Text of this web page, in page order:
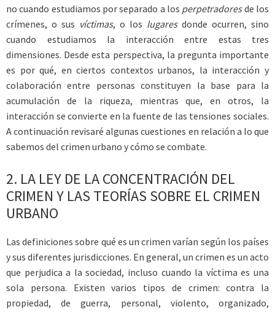
no cuando estudiamos por separado a los perpetradoresde los
crímenes, o sus víctimas, o los lugaresdonde ocurren, sino
cuando estudiamos la interacción entre estas tres
dimensiones. Desde esta perspectiva, la pregunta importante
es por qué, en ciertos contextos urbanos, la interacción y
colaboración entre personas constituyen la base para la
acumulación de la riqueza, mientras que, en otros, la
interacción se convierte en la fuente de las tensiones sociales.
A continuación revisaré algunas cuestiones en relación a lo que
sabemos del crimen urbano y cómo se combate.
2. LA LEY DE LA CONCENTRACIÓN DEL
CRIMEN Y LAS TEORÍAS SOBRE EL CRIMEN
URBANO
Las definiciones sobre qué es un crimen varían según los países
y sus diferentes jurisdicciones. En general, un crimen es un acto
que perjudica a la sociedad, incluso cuando la víctima es una
sola persona. Existen varios tipos de crimen: contra la
propiedad, de guerra, personal, violento, organizado,